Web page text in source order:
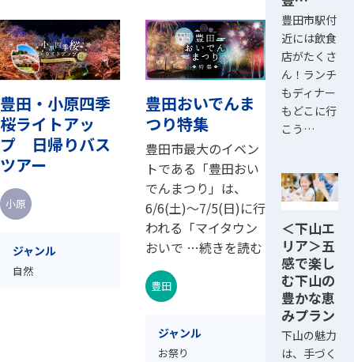
豊田・小原四季
桜ライトアッ
プ 日帰りバス
ツアー
小原
ジャンル
自然
豊田おいでんま
つり特集
豊田市最大のイベン
トである「豊田おい
でんまつり」は、
6/6(土)～7/5(日)に行
われる「マイタウン
おいで …続きを読む
豊田
ジャンル
お祭り
豊田市駅付
近には飲食
店がたくさ
ん！ランチ
もディナー
もどこに行
こう…
＜下山エ
リア＞五
感で楽し
む下山の
豊かな恵
みプラン
下山の魅力
は、手づく